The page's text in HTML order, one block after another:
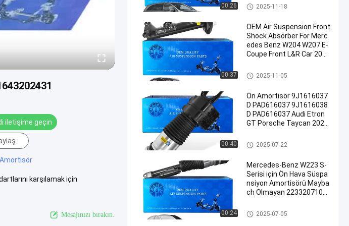
iletişime geçin
karşılamak için
Mesajınızı bırakın.
00:26 Hava Süspansiyon Şoku
2025-11-18
00:37
OEM Air Suspension Front
Shock Absorber For Merc
edes Benz W204 W207 E-
Coupe Front L&R Car 2043
Hava Süspansiyon Şoku
2025-11-05
00:40
Ön Amortisör 9J1616037
D PAD616037 9J1616038
D PAD616037 Audi Etron
GT Porsche Taycan 2021
021-
Hava Süspansiyon Şoku
2025-07-22
00:24
Mercedes-Benz W223 S-
Serisi için Ön Hava Süspa
nsiyon Amortisörü Mayba
ch Olmayan 2233207103
2233208803
Hava Süspansiyon Şoku
2025-07-05